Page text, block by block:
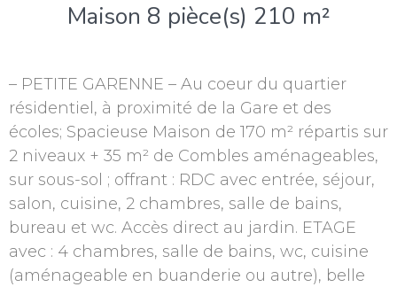
Maison 8 pièce(s) 210 m²
– PETITE GARENNE – Au coeur du quartier
résidentiel, à proximité de la Gare et des
écoles; Spacieuse Maison de 170 m² répartis sur
2 niveaux + 35 m² de Combles aménageables,
sur sous-sol ; offrant : RDC avec entrée, séjour,
salon, cuisine, 2 chambres, salle de bains,
bureau et wc. Accès direct au jardin. ETAGE
avec : 4 chambres, salle de bains, wc, cuisine
(aménageable en buanderie ou autre), belle